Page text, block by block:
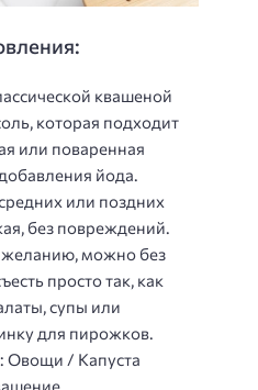
квашеной
которая подходит
или поваренная
йода.
или поздних
без повреждений.
желанию, можно без
просто так, как
супы или
для пирожков.
Овощи / Капуста